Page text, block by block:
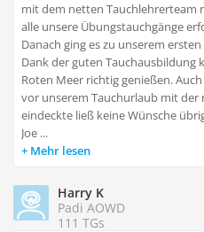
mit dem netten Tauchlehrerteam
alle unsere Übungstauchgänge
Danach ging es zu unserem
Dank der guten Tauchausbildung
Roten Meer richtig genießen.
vor unserem Tauchurlaub mit
eindeckte ließ keine Wünsche
Joe ...
Mehr lesen
Harry K
Padi AOWD
111 TGs